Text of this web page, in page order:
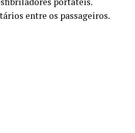
entre os passageiros.